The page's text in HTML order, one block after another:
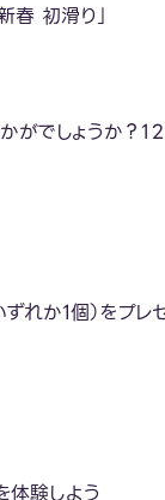
春 初滑り」
でしょうか？１
れか1個）をプレ
体験しよう